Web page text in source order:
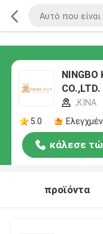
NINGBO
CO.,LTD.
,ΚΙΝΑ
5.0
κάλεσε
προϊόντα